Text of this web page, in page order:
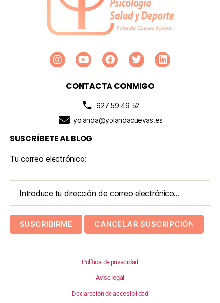
CONTACTA CONMIGO
627 59 49 52
yolanda@yolandacuevas.es
SUSCRÍBETE AL BLOG
Tu correo electrónico:
Política de privacidad
Aviso legal
Declaración de accesibilidad